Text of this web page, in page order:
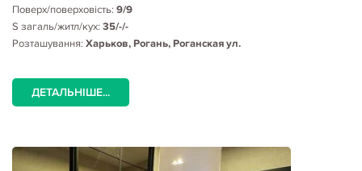
Поверх/поверховість: 9/9
S загаль/житл/кух: 35/-/-
Розташування: Харьков, Рогань, Роганская ул.
ДЕТАЛЬНІШЕ...